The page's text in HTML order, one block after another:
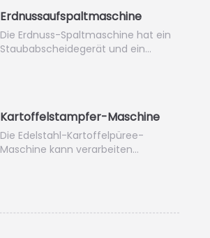
Erdnussaufspaltmaschine
Die Erdnuss-Spaltmaschine hat ein
Staubabscheidegerät und ein…
Kartoffelstampfer-Maschine
Die Edelstahl-Kartoffelpüree-
Maschine kann verarbeiten…